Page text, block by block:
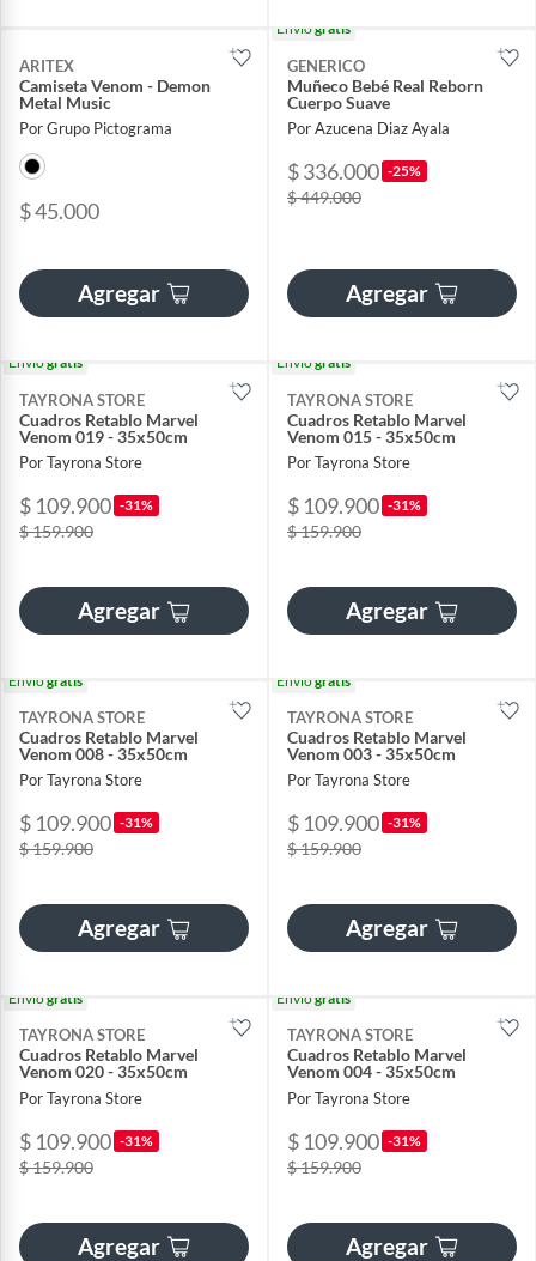
ARITEX
Camiseta Venom - Demon
Metal Music
Por Grupo Pictograma
$ 45.000
Agregar
Envíogratis
GENERICO
Muñeco Bebé Real Reborn
Cuerpo Suave
Por Azucena Diaz Ayala
$ 336.000 -25%
$ 449.000
Agregar
Envíogratis
TAYRONA STORE
Cuadros Retablo Marvel
Venom 019 - 35x50cm
Por Tayrona Store
$ 109.900 -31%
$ 159.900
Agregar
Envíogratis
TAYRONA STORE
Cuadros Retablo Marvel
Venom 015 - 35x50cm
Por Tayrona Store
$ 109.900 -31%
$ 159.900
Agregar
Envíogratis
TAYRONA STORE
Cuadros Retablo Marvel
Venom 008 - 35x50cm
Por Tayrona Store
$ 109.900 -31%
$ 159.900
Agregar
Envíogratis
TAYRONA STORE
Cuadros Retablo Marvel
Venom 003 - 35x50cm
Por Tayrona Store
$ 109.900 -31%
$ 159.900
Agregar
Envíogratis
TAYRONA STORE
Cuadros Retablo Marvel
Venom 020 - 35x50cm
Por Tayrona Store
$ 109.900 -31%
$ 159.900
Agregar
Envíogratis
TAYRONA STORE
Cuadros Retablo Marvel
Venom 004 - 35x50cm
Por Tayrona Store
$ 109.900 -31%
$ 159.900
Agregar